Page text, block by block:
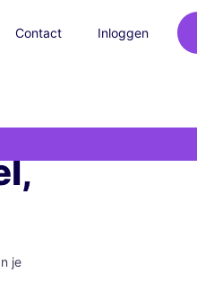
Contact Inloggen
je